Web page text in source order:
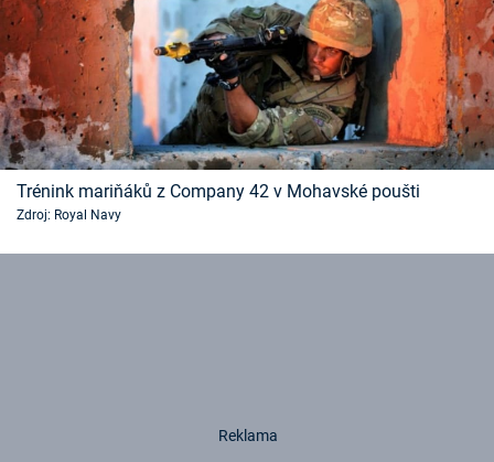
Trénink mariňáků z Company 42 v Mohavské poušti
Zdroj: Royal Navy